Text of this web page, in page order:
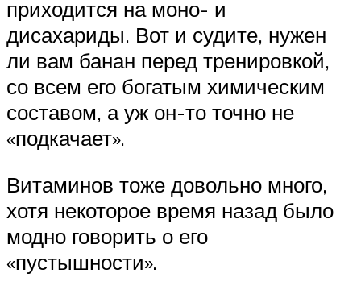
приходится на моно- и
дисахариды. Вот и судите, нужен
ли вам банан перед тренировкой,
со всем его богатым химическим
составом, а уж он-то точно не
«подкачает».
Витаминов тоже довольно много,
хотя некоторое время назад было
модно говорить о его
«пустышности».